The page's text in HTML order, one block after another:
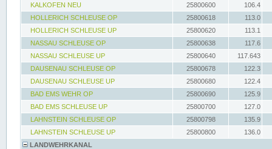
KALKOFEN NEU
25800600
106.4
HOLLERICH SCHLEUSE OP
25800618
113.0
HOLLERICH SCHLEUSE UP
25800620
113.1
NASSAU SCHLEUSE OP
25800638
117.6
NASSAU SCHLEUSE UP
25800640
117.643
DAUSENAU SCHLEUSE OP
25800678
122.3
DAUSENAU SCHLEUSE UP
25800680
122.4
BAD EMS WEHR OP
25800690
125.9
BAD EMS SCHLEUSE UP
25800700
127.0
LAHNSTEIN SCHLEUSE OP
25800798
135.9
LAHNSTEIN SCHLEUSE UP
25800800
136.0
LANDWEHRKANAL